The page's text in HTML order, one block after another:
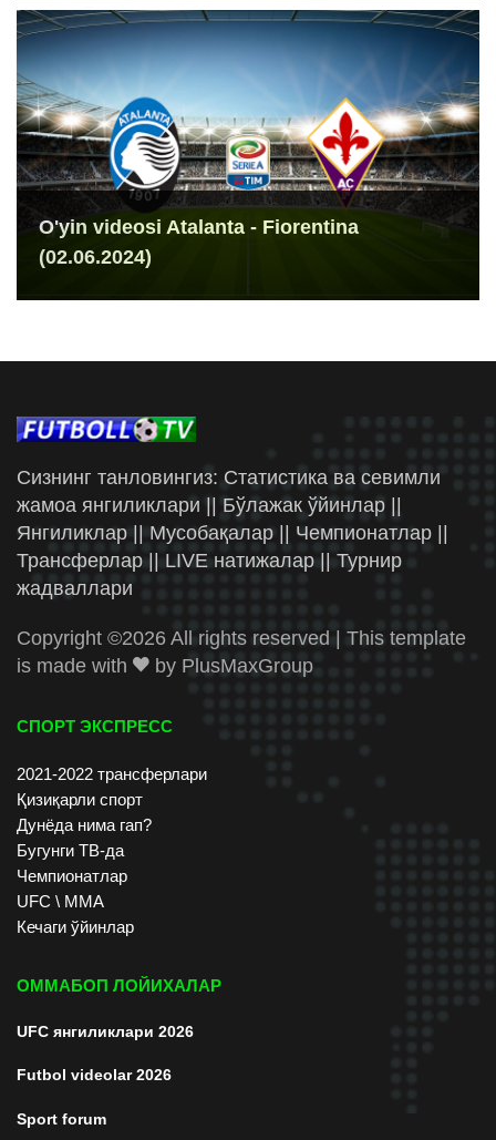
O'yin videosi Atalanta - Fiorentina
(02.06.2024)
Сизнинг танловингиз: Статистика ва севимли
жамоа янгиликлари || Бўлажак ўйинлар ||
Янгиликлар || Мусобақалар || Чемпионатлар ||
Трансферлар || LIVE натижалар || Турнир
жадваллари
Copyright ©2026 All rights reserved | This template
is made with
by PlusMaxGroup
СПОРТ ЭКСПРЕСС
2021-2022 трансферлари
Қизиқарли спорт
Дунёда нима гап?
Бугунги ТВ-да
Чемпионатлар
UFC \ ММА
Кечаги ўйинлар
ОММАБОП ЛОЙИХАЛАР
UFC янгиликлари 2026
Futbol videolar 2026
Sport forum